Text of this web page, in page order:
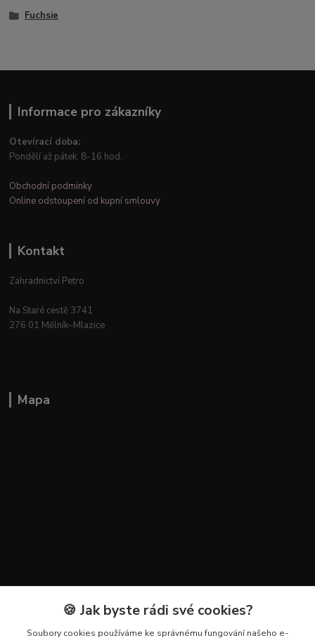
Fuchsie
Informace pro zákazníky
Otevírací doba:
Pondělí až pátek: 8-16 hod.
Obchodní podmínky
Online odstoupení od kupní smlouvy
Kontakt
Zahradnictví Petro
Na Staré cestě 3741
276 01 Mělník–Mlazice
Mapa
Kontakty🍪 Jak byste rádi své cookies?
Soubory cookies používáme ke správnému fungování našeho e-